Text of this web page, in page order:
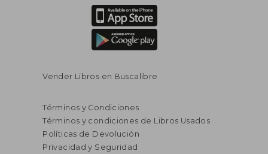
Vender Libros en Buscalibre
Términos y Condiciones
Términos y condiciones de Libros Usados
Políticas de Devolución
Privacidad y Seguridad